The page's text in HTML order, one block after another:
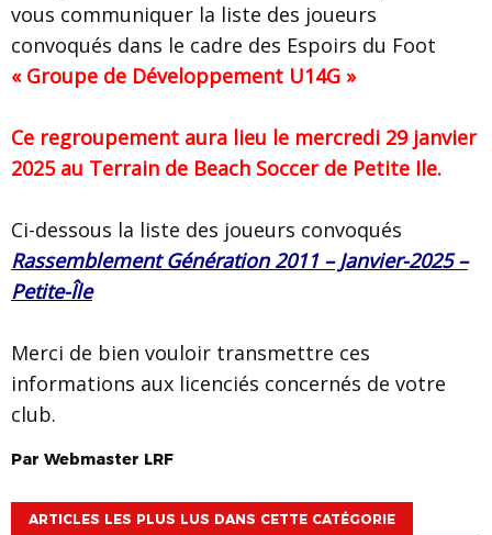
vous communiquer la liste des joueurs
convoqués dans le cadre des Espoirs du Foot
« Groupe de Développement U14G »
Ce regroupement aura lieu le mercredi 29 janvier
2025 au Terrain de Beach Soccer de Petite Ile.
Ci-dessous la liste des joueurs convoqués
Rassemblement Génération 2011 – Janvier-2025 –
Petite-Île
Merci de bien vouloir transmettre ces
informations aux licenciés concernés de votre
club.
Par Webmaster LRF
ARTICLES LES PLUS LUS DANS CETTE CATÉGORIE